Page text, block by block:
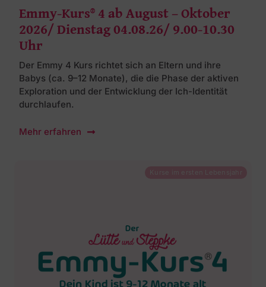
Emmy-Kurs® 4 ab August – Oktober
2026/ Dienstag 04.08.26/ 9.00-10.30
Uhr
Der Emmy 4 Kurs richtet sich an Eltern und ihre
Babys (ca. 9–12 Monate), die die Phase der aktiven
Exploration und der Entwicklung der Ich-Identität
durchlaufen.
Mehr erfahren
Kurse im ersten Lebensjahr